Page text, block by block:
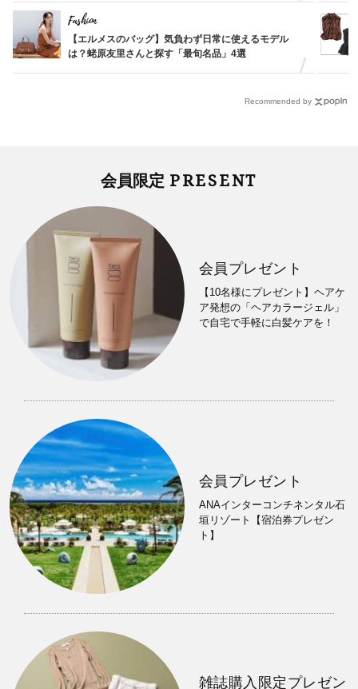
Fashion
【エルメスのバッグ】気負わず日常に使えるモデル
は？蛯原友里さんと探す「最旬名品」4選
Recommended by
会員限定 PRESENT
会員プレゼント
【10名様にプレゼント】ヘアケ
ア発想の「ヘアカラージェル」
で自宅で手軽に白髪ケアを！
会員プレゼント
ANAインターコンチネンタル石
垣リゾート【宿泊券プレゼン
ト】
雑誌購入限定プレゼン